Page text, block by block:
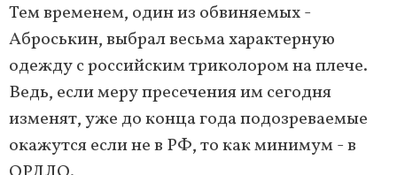
Тем временем, один из обвиняемых -
Аброськин, выбрал весьма характерную
одежду с российским триколором на плече.
Ведь, если меру пресечения им сегодня
изменят, уже до конца года подозреваемые
окажутся если не в РФ, то как минимум - в